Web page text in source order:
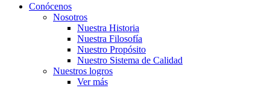
search
Menu
Conócenos
Nosotros
Nuestra Historia
Nuestra Filosofía
Nuestro Propósito
Nuestro Sistema de Calidad
Nuestros logros
Ver más